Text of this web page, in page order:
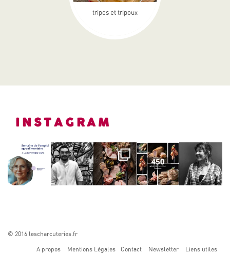
tripes et tripoux
INSTAGRAM
© 2016 lescharcuteries.fr
A propos Mentions Légales Contact Newsletter Liens utiles